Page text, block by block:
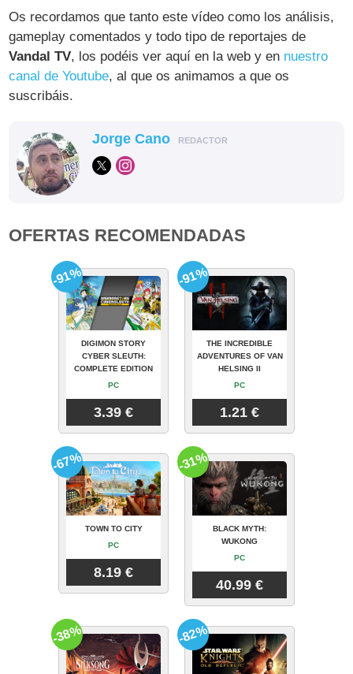
Os recordamos que tanto este vídeo como los análisis,
gameplay comentados y todo tipo de reportajes de
Vandal TV, los podéis ver aquí en la web y en nuestro
canal de Youtube, al que os animamos a que os
suscribáis.
Jorge Cano REDACTOR
OFERTAS RECOMENDADAS
DIGIMON STORY
CYBER SLEUTH:
COMPLETE EDITION
PC
3.39 €
-91%
THE INCREDIBLE
ADVENTURES OF VAN
HELSING II
PC
1.21 €
-91%
TOWN TO CITY
PC
8.19 €
-67%
BLACK MYTH:
WUKONG
PC
40.99 €
-31%
-38% -82%